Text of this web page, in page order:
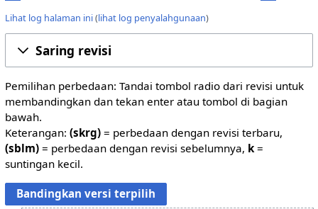
Lihat log halaman ini(lihat log penyalahgunaan)
Saring revisi
Pemilihan perbedaan: Tandai tombol radio dari revisi untuk
membandingkan dan tekan enter atau tombol di bagian
bawah.
Keterangan: (skrg)= perbedaan dengan revisi terbaru,
(sblm)= perbedaan dengan revisi sebelumnya, k=
suntingan kecil.